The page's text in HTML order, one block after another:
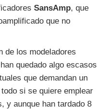
SansAmp, que
que no
de los modeladores
quedado algo escasos
que demandan un
si se quiere emplear
y aunque han tardado 8